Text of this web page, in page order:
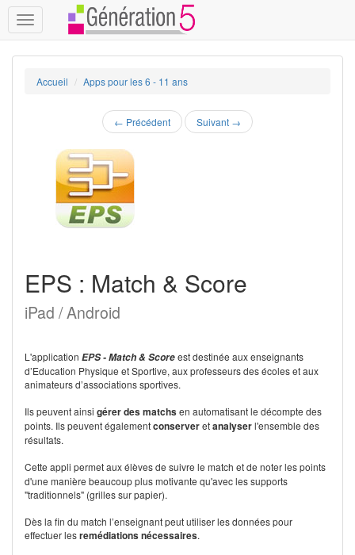
Toggle
navigation
Accueil Apps pour les 6 - 11 ans
← Précédent Suivant →
EPS : Match & Score
iPad / Android
L'application EPS - Match & Scoreest destinée aux enseignants
d’Education Physique et Sportive, aux professeurs des écoles et aux
animateurs d’associations sportives.
Ils peuvent ainsi gérer des matchsen automatisant le décompte des
points. Ils peuvent égalementconserveretanalyserl'ensemble des
résultats.
Cette appli permet aux élèves de suivre le match et de noter les points
d'une manière beaucoup plus motivante qu'avec les supports
"traditionnels" (grilles sur papier).
Dès la fin du match l’enseignant peut utiliser les données pour
effectuer lesremédiationsnécessaires.